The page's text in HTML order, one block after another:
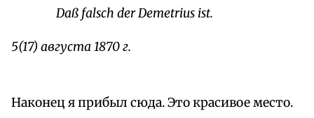
Daß falsch der Demetrius ist.
5(17) августа 1870 г.
Наконец я прибыл сюда. Это красивое место.